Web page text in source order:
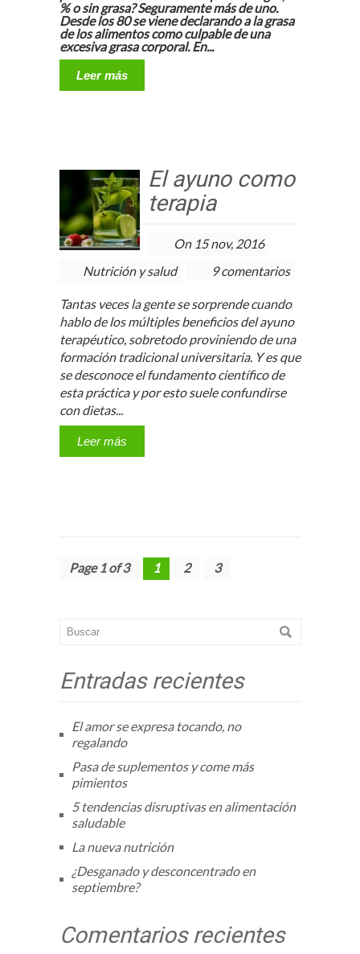
% o sin grasa? Seguramente más de uno.
Desde los 80 se viene declarando a la grasa
de los alimentos como culpable de una
excesiva grasa corporal. En...
Leer más
El ayuno como
terapia
On 15 nov, 2016
Nutrición y salud
9 comentarios
Tantas veces la gente se sorprende cuando
hablo de los múltiples beneficios del ayuno
terapéutico, sobretodo proviniendo de una
formación tradicional universitaria. Y es que
se desconoce el fundamento científico de
esta práctica y por esto suele confundirse
con dietas...
Leer más
Page 1 of 3 1 2 3
Entradas recientes
El amor se expresa tocando, no
regalando
Pasa de suplementos y come más
pimientos
5 tendencias disruptivas en alimentación
saludable
La nueva nutrición
¿Desganado y desconcentrado en
septiembre?
Comentarios recientes